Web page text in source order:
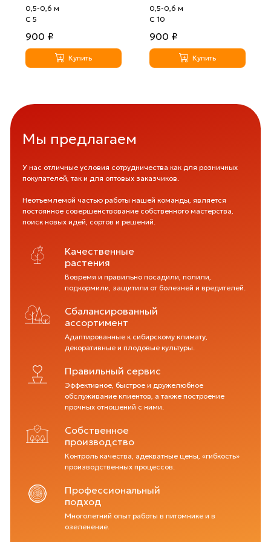
0,5-0,6 м
С 5
900 ₽
Купить
0,5-0,6 м
С 10
900 ₽
Купить
Мы предлагаем
У нас отличные условия сотрудничества как для розничных
покупателей, так и для оптовых заказчиков.
Неотъемлемой частью работы нашей команды, является
постоянное совершенствование собственного мастерства,
поиск новых идей, сортов и решений.
Качественные
растения
Вовремя и правильно посадили, полили,
подкормили, защитили от болезней и вредителей.
Сбалансированный
ассортимент
Адаптированные к сибирскому климату,
декоративные и плодовые культуры.
Правильный сервис
Эффективное, быстрое и дружелюбное
обслуживание клиентов, а также построение
прочных отношений с ними.
Собственное
производство
Контроль качества, адекватные цены, «гибкость»
производственных процессов.
Профессиональный
подход
Многолетний опыт работы в питомнике и в
озеленение.